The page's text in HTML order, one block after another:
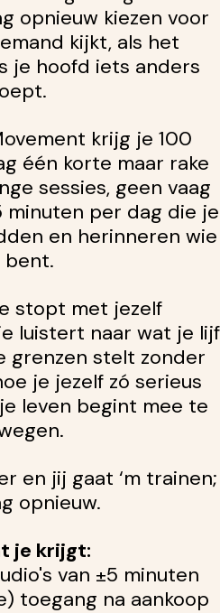
opnieuw kiezen voor
kijkt, als het
je hoofd iets anders
krijg je 100
één korte maar rake
sessies, geen vaag
minuten per dag die je
en herinneren wie
bent.
stopt met jezelf
luistert naar wat je lijf
grenzen stelt zonder
je jezelf zó serieus
leven begint mee te
en jij gaat ‘m trainen;
opnieuw.
je krijgt:
van ±5 minuten
toegang na aankoop